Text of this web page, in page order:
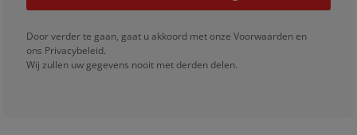
Door verder te gaan, gaat u akkoord met onze Voorwaardenen
ons Privacybeleid.
Wij zullen uw gegevens nooit met derden delen.